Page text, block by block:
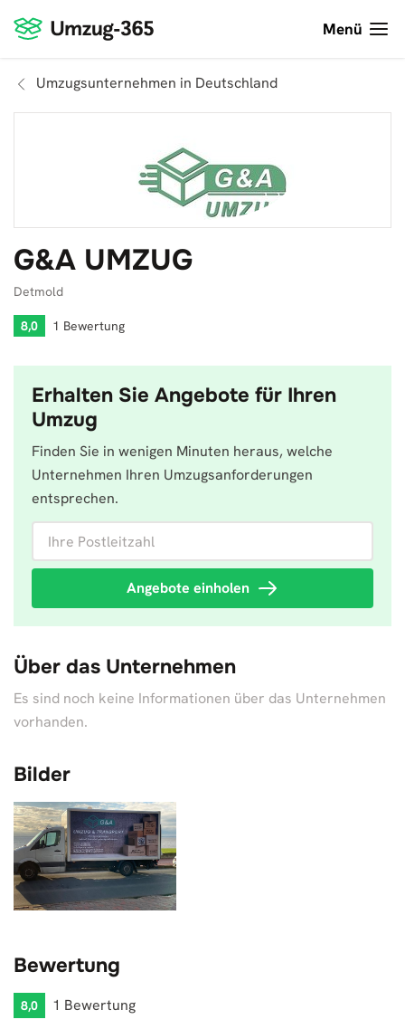
Menü
Umzugsunternehmen in Deutschland
G&A UMZUG
Detmold
8,0 1 Bewertung
Erhalten Sie Angebote für Ihren
Umzug
Finden Sie in wenigen Minuten heraus, welche
Unternehmen Ihren Umzugsanforderungen
entsprechen.
Angebote einholen
Über das Unternehmen
Es sind noch keine Informationen über das Unternehmen
vorhanden.
Bilder
Bewertung
8,0 1 Bewertung